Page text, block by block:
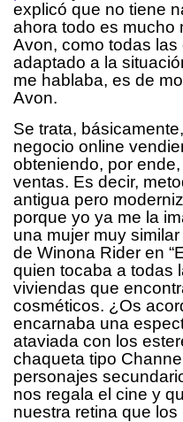
explicó que no tiene
ahora todo es mucho
Avon, como todas
adaptado a la
me hablaba, es de
Avon.
Se trata,
negocio online
obteniendo, por
ventas. Es decir,
antigua pero
porque yo ya me la
una mujer muy
de Winona Rider en
quien tocaba a todas
viviendas que
cosméticos. ¿Os
encarnaba una
ataviada con los
chaqueta tipo
personajes
nos regala el cine y
nuestra retina que